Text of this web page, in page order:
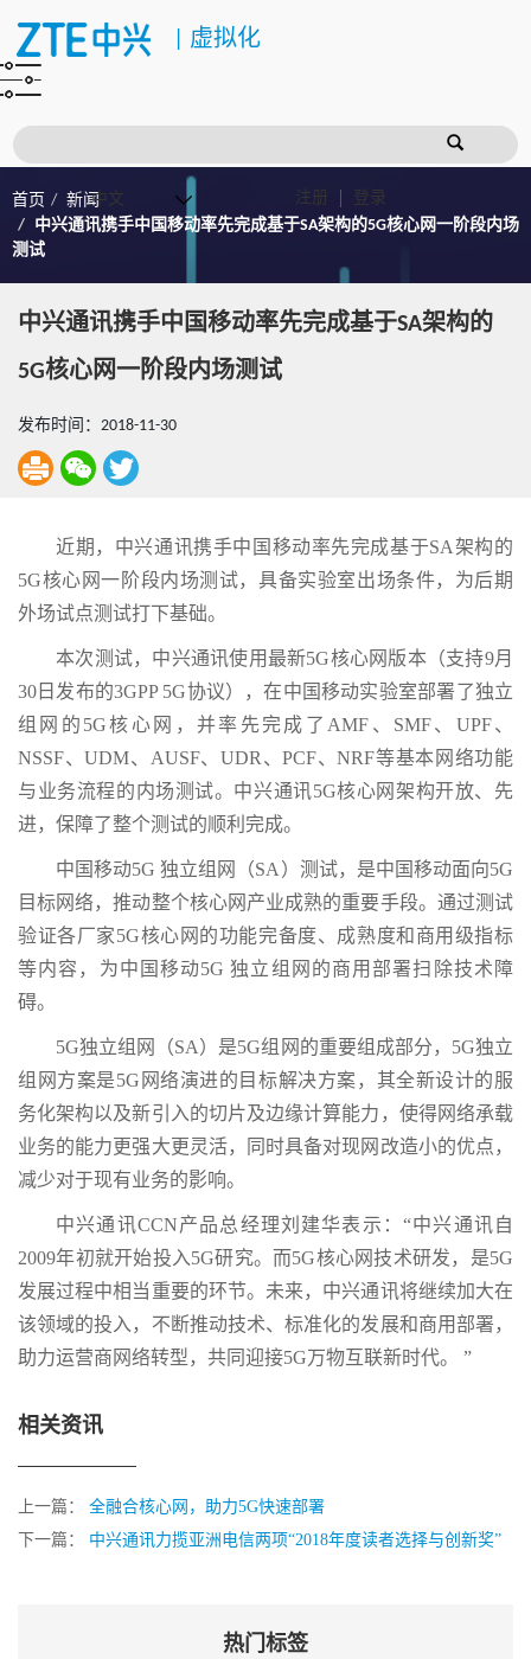
虚拟化
注册 登录
首页
新闻
中兴通讯携手中国移动率先完成基于SA架构的5G核心网一阶段内场
测试
中兴通讯携手中国移动率先完成基于SA架构的
5G核心网一阶段内场测试
发布时间：2018-11-30
近期，中兴通讯携手中国移动率先完成基于SA架构的
5G核心网一阶段内场测试，具备实验室出场条件，为后期
外场试点测试打下基础。
本次测试，中兴通讯使用最新5G核心网版本（支持9月
30日发布的3GPP 5G协议），在中国移动实验室部署了独立
组网的5G核心网，并率先完成了AMF、SMF、UPF、
NSSF、UDM、AUSF、UDR、PCF、NRF等基本网络功能
与业务流程的内场测试。中兴通讯5G核心网架构开放、先
进，保障了整个测试的顺利完成。
中国移动5G 独立组网（SA）测试，是中国移动面向5G
目标网络，推动整个核心网产业成熟的重要手段。通过测试
验证各厂家5G核心网的功能完备度、成熟度和商用级指标
等内容，为中国移动5G 独立组网的商用部署扫除技术障
碍。
5G独立组网（SA）是5G组网的重要组成部分，5G独立
组网方案是5G网络演进的目标解决方案，其全新设计的服
务化架构以及新引入的切片及边缘计算能力，使得网络承载
业务的能力更强大更灵活，同时具备对现网改造小的优点，
减少对于现有业务的影响。
中兴通讯CCN产品总经理刘建华表示：“中兴通讯自
2009年初就开始投入5G研究。而5G核心网技术研发，是5G
发展过程中相当重要的环节。未来，中兴通讯将继续加大在
该领域的投入，不断推动技术、标准化的发展和商用部署，
助力运营商网络转型，共同迎接5G万物互联新时代。 ”
相关资讯
上一篇： 全融合核心网，助力5G快速部署
下一篇： 中兴通讯力揽亚洲电信两项“2018年度读者选择与创新奖”
热门标签